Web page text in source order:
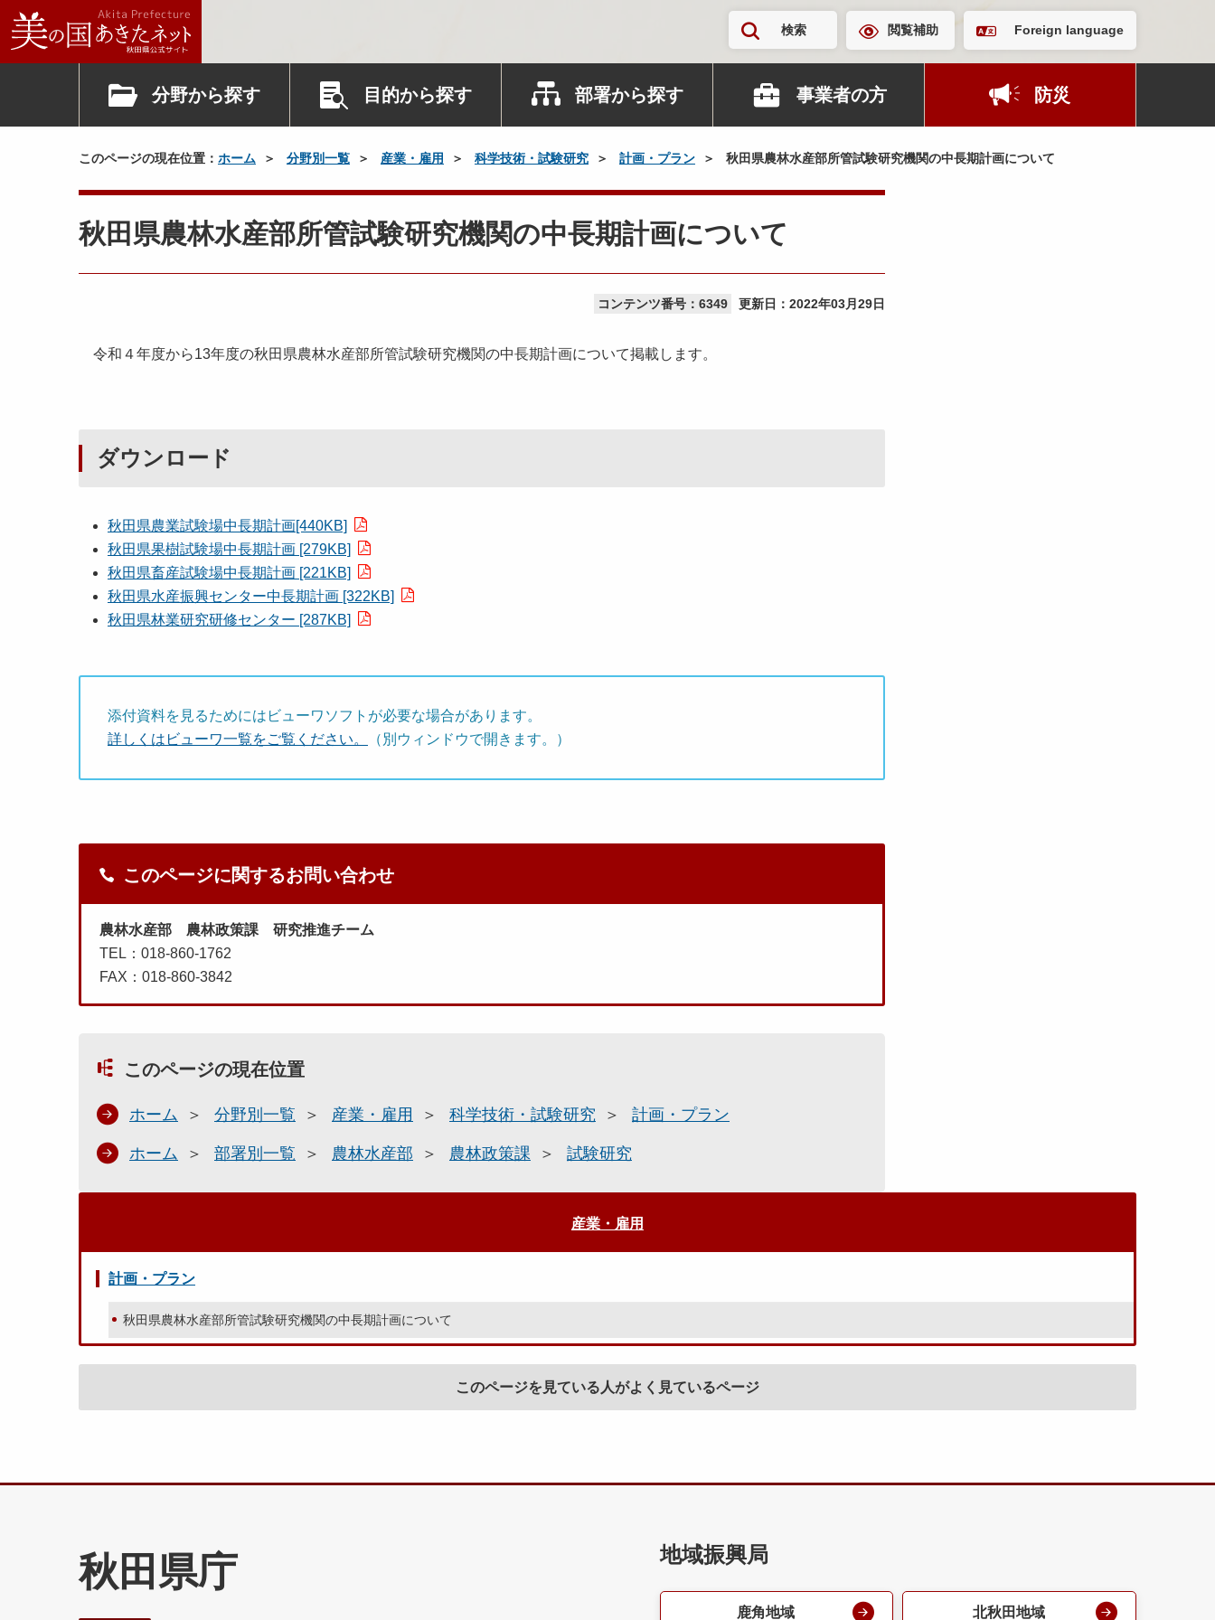
検索 閲覧補助 Foreign language
分野から探す 目的から探す 部署から探す 事業者の方 防災
このページの現在位置： ホーム 分野別一覧 産業・雇用 科学技術・試験研究 計画・プラン 秋田県農林水産部所管試験研究機関の中長期計画について
秋田県農林水産部所管試験研究機関の中長期計画について
コンテンツ番号：6349 更新日： 2022年03月29日
令和４年度から13年度の秋田県農林水産部所管試験研究機関の中長期計画について掲載します。
ダウンロード
秋田県農業試験場中長期計画[440KB]
秋田県果樹試験場中長期計画 [279KB]
秋田県畜産試験場中長期計画 [221KB]
秋田県水産振興センター中長期計画 [322KB]
秋田県林業研究研修センター [287KB]
添付資料を見るためにはビューワソフトが必要な場合があります。
詳しくはビューワ一覧をご覧ください。
（別ウィンドウで開きます。）
このページに関するお問い合わせ
農林水産部 農林政策課 研究推進チーム
TEL：018-860-1762
FAX：018-860-3842
このページの現在位置
ホーム 分野別一覧 産業・雇用 科学技術・試験研究 計画・プラン
ホーム 部署別一覧 農林水産部 農林政策課 試験研究
産業・雇用
計画・プラン
秋田県農林水産部所管試験研究機関の中長期計画について
このページを見ている人がよく見ているページ
秋田県庁 地域振興局
鹿角地域 北秋田地域